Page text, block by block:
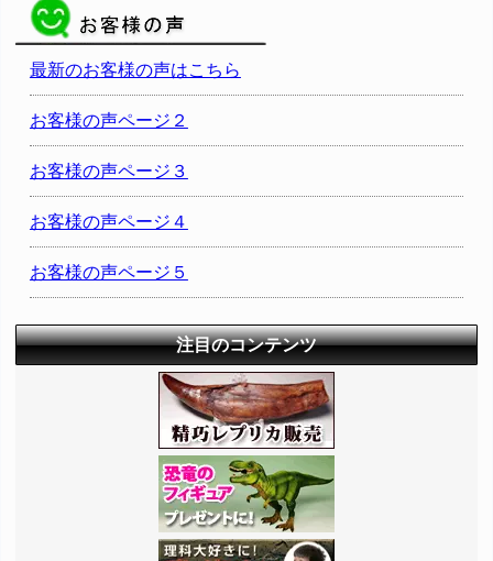
最新のお客様の声はこちら
お客様の声ページ２
お客様の声ページ３
お客様の声ページ４
お客様の声ページ５
注目のコンテンツ